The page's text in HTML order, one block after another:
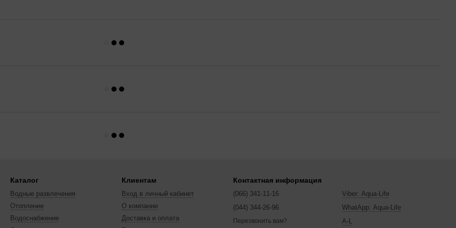
Каталог
Водные развлечения
Отопление
Водоснабжение
Клиентам
Вход в личный кабинет
О компании
Доставка и оплата
Контактная информация
(066) 341-11-16
(044) 344-26-96
Перезвонить вам?
Viber: Aqua-Life
WhatApp: Aqua-Life
A-L